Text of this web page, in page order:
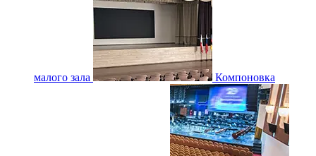
малого зала Компоновка